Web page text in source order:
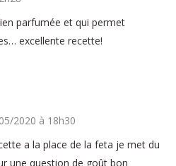
parfumée et qui permet
excellente recette!
2020 à 18h30
a la place de la feta je met du
une question de goût bon